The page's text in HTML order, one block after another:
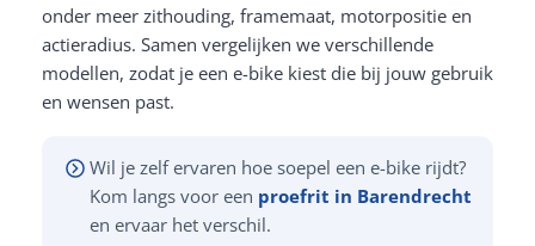
onder meer zithouding, framemaat, motorpositie en
actieradius. Samen vergelijken we verschillende
modellen, zodat je een e-bike kiest die bij jouw gebruik
en wensen past.
Wil je zelf ervaren hoe soepel een e-bike rijdt?
Kom langs voor een proefrit in Barendrecht
en ervaar het verschil.